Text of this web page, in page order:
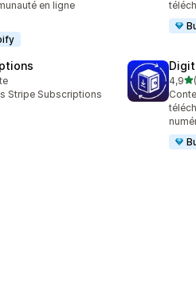
en ligne
Stripe Subscriptions
4,9
14